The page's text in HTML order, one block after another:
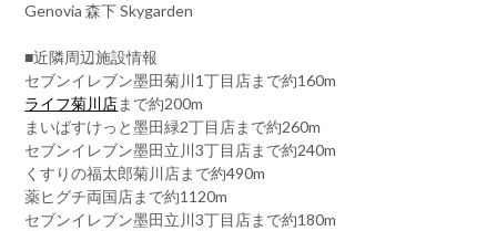
Genovia 森下 Skygarden
■近隣周辺施設情報
セブンイレブン墨田菊川1丁目店まで約160m
ライフ菊川店まで約200m
まいばすけっと墨田緑2丁目店まで約260m
セブンイレブン墨田立川3丁目店まで約240m
くすりの福太郎菊川店まで約490m
薬ヒグチ両国店まで約1120m
セブンイレブン墨田立川3丁目店まで約180m